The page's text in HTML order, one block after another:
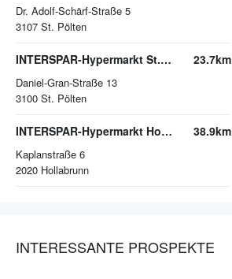
Dr. Adolf-Schärf-Straße 5
3107 St. Pölten
INTERSPAR-Hypermarkt St. Pölten
Daniel-Gran-Straße 13
3100 St. Pölten
23.7km
INTERSPAR-Hypermarkt Hollabrunn
Kaplanstraße 6
2020 Hollabrunn
38.9km
INTERESSANTE PROSPEKTE